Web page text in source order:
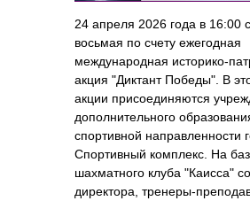
24 апреля 2026 года в 16:00
восьмая по счету ежегодная
международная историко-
акция "Диктант Победы". В
акции присоединяются
дополнительного
спортивной направленности
Спортивный комплекс. На
шахматного клуба "Каисса"
директора, тренеры-